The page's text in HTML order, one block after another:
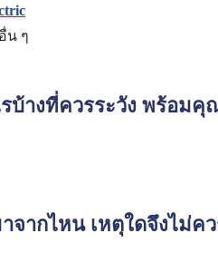
น ๆ
บ้างที่ควรระวัง พร้อม
าจากไหน เหตุใดจึงไม่ค